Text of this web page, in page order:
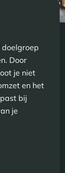
doelgroep
Door
je niet
en het
bij
je